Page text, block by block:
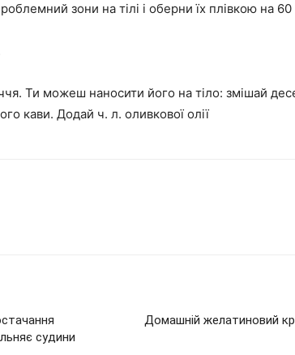
зони на тілі і оберни їх плівкою на
Ти можеш наносити його на тіло: змішай
кави. Додай ч. л. оливкової олії
судини
Домашній желатиновий